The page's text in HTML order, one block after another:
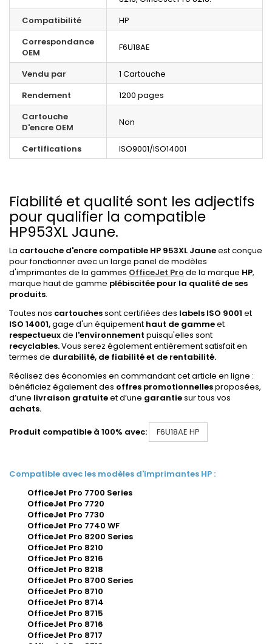
Compatibilité
HP
Correspondance
OEM
F6U18AE
Vendu par
1 Cartouche
Rendement
1200 pages
Cartouche
D'encre OEM
Non
Certifications ISO9001/ISO14001
Fiabilité et qualité sont les adjectifs
pour qualifier la compatible
HP953XL Jaune.
La cartouche d'encre compatible HP 953XL Jauneest conçue
pour fonctionner avec un large panel de modèles
d'imprimantes de la gammes OfficeJet Pro de la marque HP,
marque haut de gamme plébiscitée pour la qualité de ses
produits.
Toutes nos cartouchessont certifiées des labels ISO 9001 et
ISO 14001,gage d'un équipement haut de gammeet
respectueuxde l'environnement puisqu'elles sont
recyclables.Vous serez également entièrement satisfait en
termes de durabilité, de fiabilité et de rentabilité.
Réalisez des économies en commandant cet article en ligne :
bénéficiez également des offres promotionnellesproposées,
d’une livraison gratuiteet d’une garantiesur tous vos
achats.
Produit compatible à 100% avec:
F6U18AE HP
Compatible avec les modèles d'imprimantes HP :
OfficeJet Pro 7700 Series
OfficeJet Pro 7720
OfficeJet Pro 7730
OfficeJet Pro 7740 WF
OfficeJet Pro 8200 Series
OfficeJet Pro 8210
OfficeJet Pro 8216
OfficeJet Pro 8218
OfficeJet Pro 8700 Series
OfficeJet Pro 8710
OfficeJet Pro 8714
OfficeJet Pro 8715
OfficeJet Pro 8716
OfficeJet Pro 8717